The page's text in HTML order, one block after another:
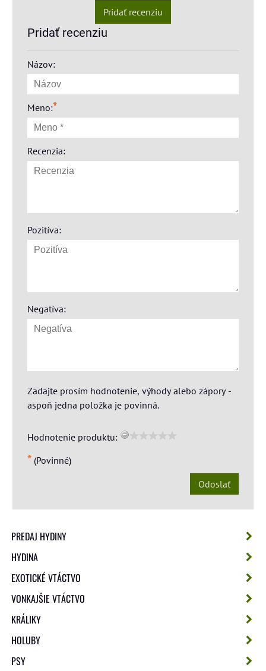
Pridať recenziu
Pridať recenziu
Názov:
Meno:*
Recenzia:
Pozitíva:
Negatíva:
Zadajte prosím hodnotenie, výhody alebo zápory -
aspoň jedna položka je povinná.
Hodnotenie produktu:
* (Povinné)
Odoslať
PREDAJ HYDINY
HYDINA
EXOTICKÉ VTÁCTVO
VONKAJŠIE VTÁCTVO
KRÁLIKY
HOLUBY
PSY